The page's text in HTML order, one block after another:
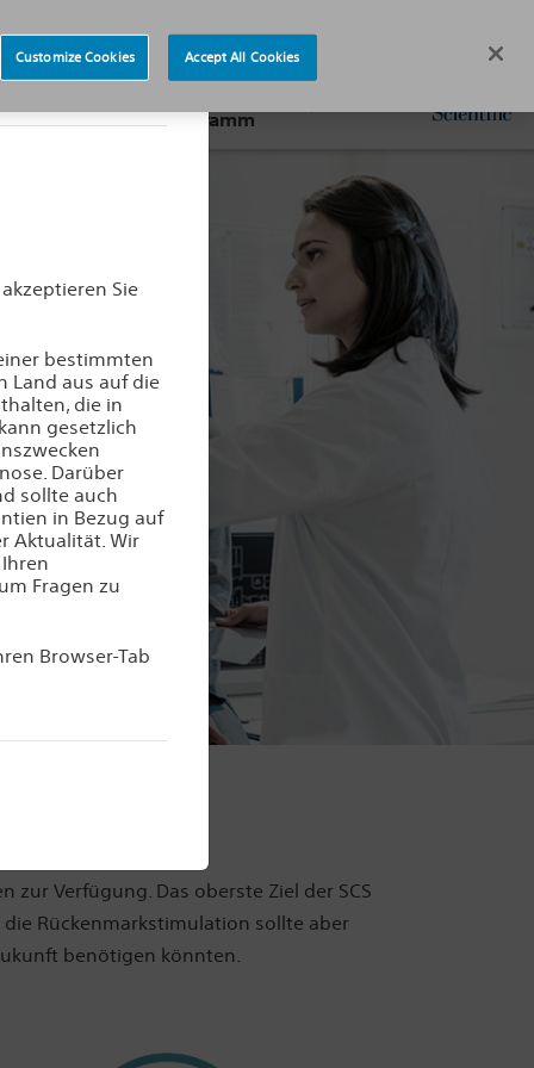
Programm
Sie
bestimmten
Land aus auf die
die in
gesetzlich
Darüber
sollte auch
in Bezug auf
Aktualität. Wir
Fragen zu
Browser-Tab
Verfügung. Das oberste Ziel der SCS
Rückenmarkstimulation sollte aber
benötigen könnten.
Customize Cookies Accept All Cookies